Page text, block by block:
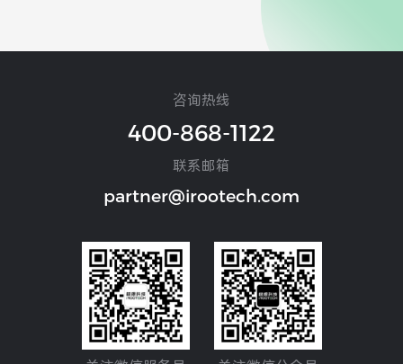
咨询热线
400-868-1122
联系邮箱
partner@irootech.com